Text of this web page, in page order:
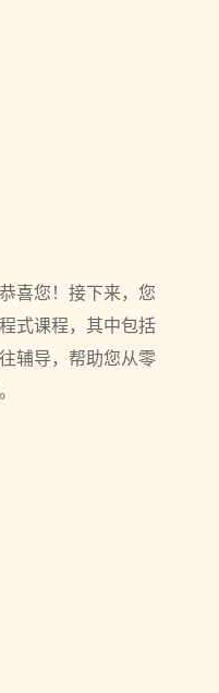
喜您！接下来，您
式课程，其中包括
辅导，帮助您从零